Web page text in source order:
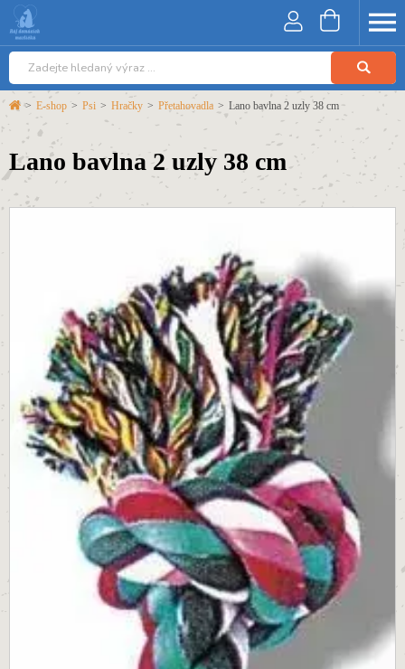
> E-shop > Psi > Hračky > Přetahovadla > Lano bavlna 2 uzly 38 cm
Lano bavlna 2 uzly 38 cm